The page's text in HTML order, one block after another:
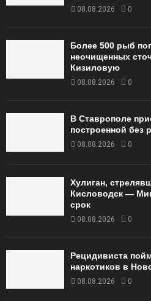
08.08.2026 0
Более 500 рыб
неочищенных
Кизиловую
08.08.2026 0
В Ставрополе
построенной без
08.08.2026 0
Хулиган,
Кисловодск —
срок
08.08.2026 0
Рецидивиста
наркотиков в
08.08.2026 0